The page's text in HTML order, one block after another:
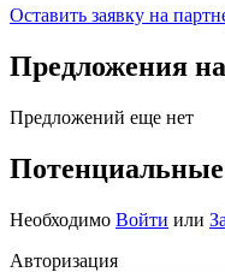
Оставить заявку на
Предложения
Предложений еще нет
Необходимо Войти или
Авторизация